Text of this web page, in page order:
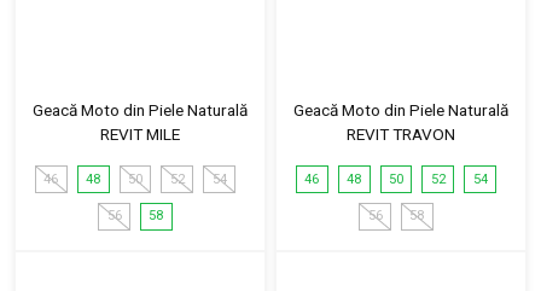
Geacă Moto din Piele Naturală
REVIT MILE
46 48 50 52 54
56 58
Geacă Moto din Piele Naturală
REVIT TRAVON
46 48 50 52 54
56 58